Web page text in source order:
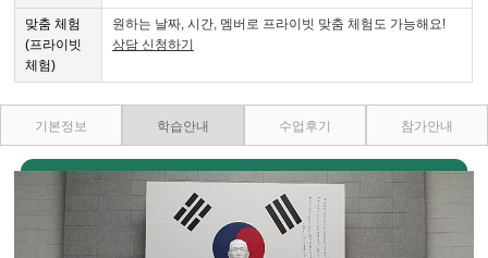
맞춤 체험
(프라이빗
체험)
원하는 날짜, 시간, 멤버로 프라이빗 맞춤 체험도 가능해요!
상담 신청하기
기본정보 학습안내 수업후기 참가안내